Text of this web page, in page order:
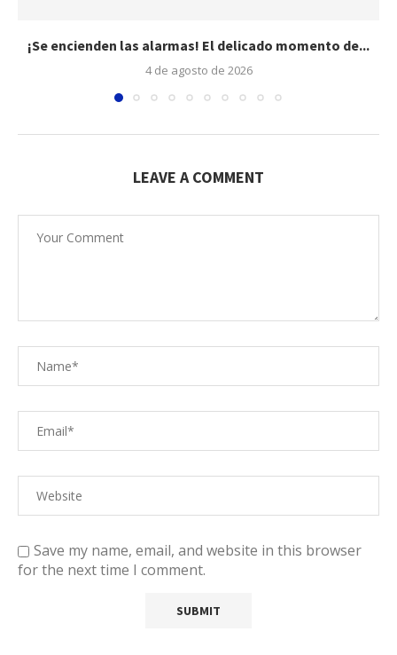
¡Se encienden las alarmas! El delicado momento de...
4 de agosto de 2026
LEAVE A COMMENT
Save my name, email, and website in this browser
for the next time I comment.